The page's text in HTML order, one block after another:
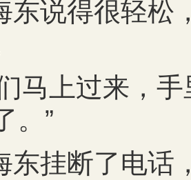
东说得很轻松
马上过来，
。”
东挂断了电话